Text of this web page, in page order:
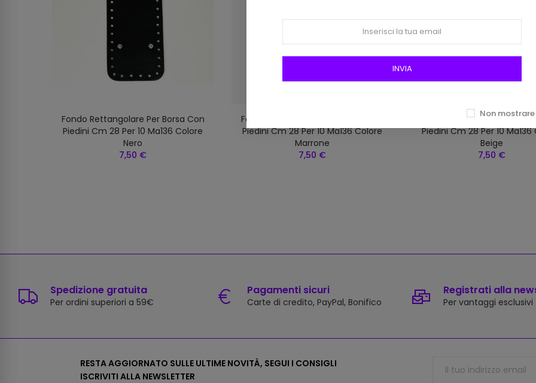
Fondo Rettangolare Per Borsa Con
Piedini Cm 28 Per 10 Ma136 Colore
Nero
7,50 €
Fondo Rettangolare Per Borsa Con
Piedini Cm 28 Per 10 Ma136 Colore
Marrone
7,50 €
Fondo Rettangolare Per
Piedini Cm 28 Per 10 Ma136
Beige
7,50 €
Spedizione gratuita
Per ordini superiori a 59€
Pagamenti sicuri
Carte di credito, PayPal, Bonifico
Registrati alla
Per vantaggi esclusivi
RESTA AGGIORNATO SULLE ULTIME NOVITÀ, SEGUI I CONSIGLI
ISCRIVITI ALLA NEWSLETTER
INVIA
Non